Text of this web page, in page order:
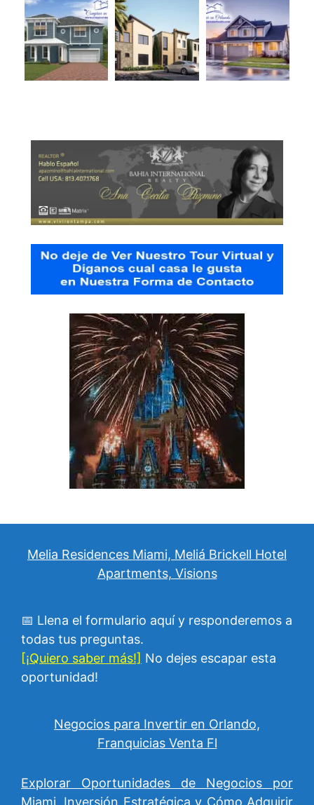
Melia Residences Miami, Meliá Brickell Hotel
Apartments, Visions
📅 Llena el formulario aquí y responderemos a
todas tus preguntas.
[¡Quiero saber más!] No dejes escapar esta
oportunidad!
Negocios para Invertir en Orlando,
Franquicias Venta Fl
Explorar Oportunidades de Negocios por
Miami, Inversión Estratégica y Cómo Adquirir